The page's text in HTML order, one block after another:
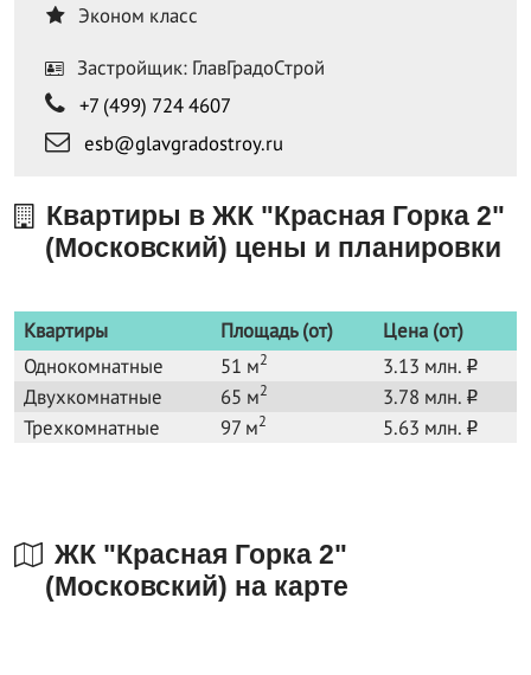
Эконом класс
Застройщик: ГлавГрадоСтрой
+7 (499) 724 4607
esb@glavgradostroy.ru
Квартиры в ЖК "Красная Горка 2"
(Московский) цены и планировки
Квартиры Площадь (от)
Цена (от)
Однокомнатные
51 м2 3.13 млн. o
Двухкомнатные 65 м2 3.78 млн. o
Трехкомнатные 97 м2 5.63 млн. o
ЖК "Красная Горка 2"
(Московский) на карте